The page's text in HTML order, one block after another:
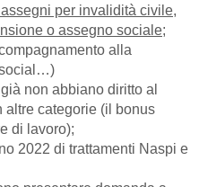
per invalidità civile,
o assegno sociale;
alla
social…)
non abbiano diritto al
altre categorie (il bonus
di lavoro);
2022 di trattamenti Naspi e